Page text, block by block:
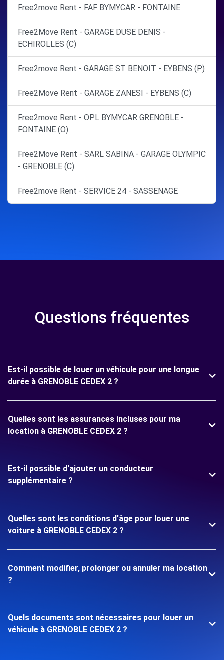
Free2move Rent - FAF BYMYCAR - FONTAINE
Free2Move Rent - GARAGE DUSE DENIS -
ECHIROLLES (C)
Free2move Rent - GARAGE ST BENOIT - EYBENS (P)
Free2Move Rent - GARAGE ZANESI - EYBENS (C)
Free2move Rent - OPL BYMYCAR GRENOBLE -
FONTAINE (O)
Free2Move Rent - SARL SABINA - GARAGE OLYMPIC
- GRENOBLE (C)
Free2move Rent - SERVICE 24 - SASSENAGE
Questions fréquentes
Est-il possible de louer un véhicule pour une longue
durée à GRENOBLE CEDEX 2 ?
Quelles sont les assurances incluses pour ma
location à GRENOBLE CEDEX 2 ?
Est-il possible d'ajouter un conducteur
supplémentaire ?
Quelles sont les conditions d'âge pour louer une
voiture à GRENOBLE CEDEX 2 ?
Comment modifier, prolonger ou annuler ma location
?
Quels documents sont nécessaires pour louer un
véhicule à GRENOBLE CEDEX 2 ?